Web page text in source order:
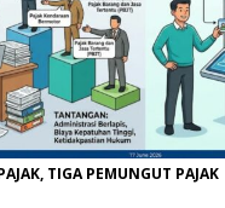
TIGA PEMUNGUT PAJAK